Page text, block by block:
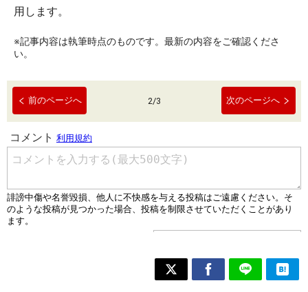
用します。
※記事内容は執筆時点のものです。最新の内容をご確認くださ
い。
前のページへ 2/3 次のページへ